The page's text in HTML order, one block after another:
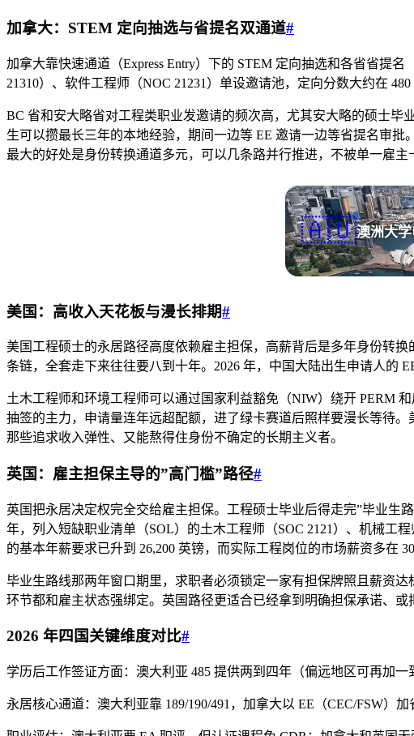
加拿大：STEM 定向抽选与省提名双通道#
加拿大靠快速通道（Express Entry）下的 STEM 定向抽选和各省省提
21310）、软件工程师（NOC 21231）单设邀请池，定向分数大约在
BC 省和安大略省对工程类职业发邀请的频次高，尤其安大略的硕士
生可以攒最长三年的本地经验，期间一边等 EE 邀请一边等省提名审
最大的好处是身份转换通道多元，可以几条路并行推进，不被单一雇主
🇦🇺澳洲大
美国：高收入天花板与漫长排期#
美国工程硕士的永居路径高度依赖雇主担保，高薪背后是多年身份转
条链，全套走下来往往要八到十年。2026 年，中国大陆出生申请人的
土木工程师和环境工程师可以通过国家利益豁免（NIW）绕开 PERM
抽签的主力，申请量连年远超配额，进了绿卡赛道后照样要漫长等待
那些追求收入弹性、又能熬得住身份不确定的长期主义者。
英国：雇主担保主导的”高门槛”路径#
英国把永居决定权完全交给雇主担保。工程硕士毕业后得走完”毕业生
年，列入短缺职业清单（SOL）的土木工程师（SOC 2121）、机械工
的基本年薪要求已升到 26,200 英镑，而实际工程岗位的市场薪资多在
毕业生路线那两年窗口期里，求职者必须锁定一家有担保牌照且薪资
环节都和雇主状态强绑定。英国路径更适合已经拿到明确担保承诺、或
2026 年四国关键维度对比#
学历后工作签证方面：澳大利亚 485 提供两到四年（偏远地区可再加一
永居核心通道：澳大利亚靠 189/190/491，加拿大以 EE（CEC/FSW）